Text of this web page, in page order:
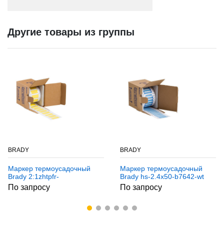
Другие товары из группы
BRADY
Маркер термоусадочный
Brady 2:1zhtpfr-
12,7mmx50m-b7641-wt
По запросу
BRADY
Маркер термоусадочный
Brady hs-2.4x50-b7642-wt
По запросу